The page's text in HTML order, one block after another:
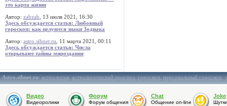
это карта жизни
Автор: zabzab , 13 июля 2021, 16:30
Здесь обсуждается статья: Любовный
гороскоп: как целуются знаки Зодиака
Автор: astro.sibnet.ru , 11 марта 2021, 00:11
Здесь обсуждается статья: Числа
открывают тайны мироздания
Astro.sibnet.ru:астрология,астрологический прогноз,гороскоп,персональный гороскоп,
Видео
Видеоролики
Форум
Форум общения
Chat
Общение on-line
Joke